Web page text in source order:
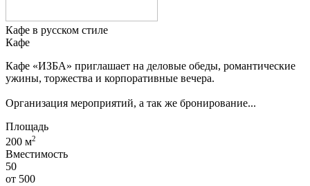
Кафе в русском стиле
Кафе
Кафе «ИЗБА» приглашает на деловые обеды, романтические
ужины, торжества и корпоративные вечера.
Организация мероприятий, а так же бронирование...
Площадь
200 м2
Вместимость
50
от 500